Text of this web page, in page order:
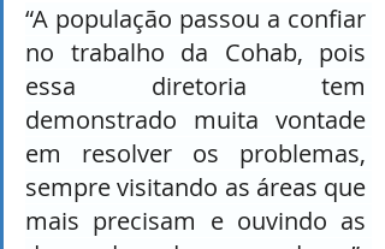
“A população passou a confiar
no trabalho da Cohab, pois
essa diretoria tem
demonstrado muita vontade
em resolver os problemas,
sempre visitando as áreas que
mais precisam e ouvindo as